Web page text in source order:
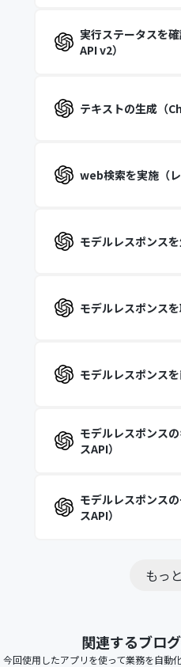
実行ステータスを
API v2）
テキストの生成（
web検索を実施（レ
モデルレスポンス
モデルレスポンス
モデルレスポンス
モデルレスポンス
スAPI）
モデルレスポンス
スAPI）
もっ
関連するブロ
今回使用したアプリを使って業務を自動